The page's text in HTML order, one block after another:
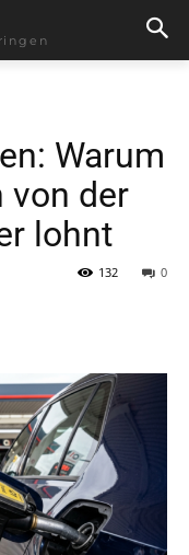
Warum
von der
lohnt
0
132